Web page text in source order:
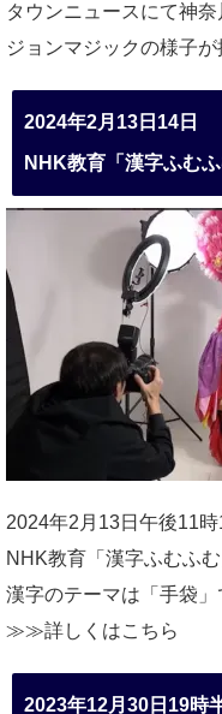
タウンニュースにて神
ジョンマジックの様子が
2024年2月13日14日
NHK教育「漢字ふむ
2024年2月13日午後11
NHK教育「漢字ふむふむ
漢字のテーマは「手袋」
≫≫詳しくはこちら
2023年12月30日19時